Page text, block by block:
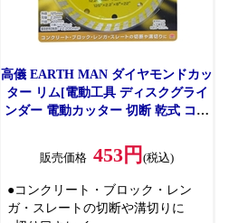
高儀 EARTH MAN ダイヤモンドカッ
ター リム[電動工具 ディスクグライ
ンダー 電動カッター 切断 乾式 コン
販売価格 453円 (税込)
●コンクリート・ブロック・レン
ガ・スレートの切断や溝切りに